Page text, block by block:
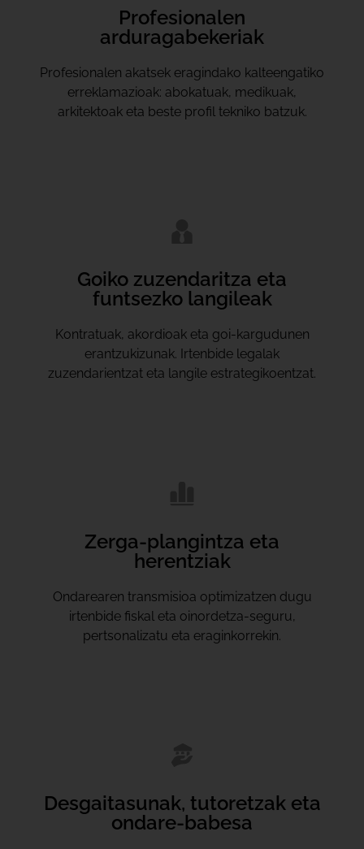
Profesionalen
arduragabekeriak
Profesionalen akatsek eragindako kalteengatiko
erreklamazioak: abokatuak, medikuak,
arkitektoak eta beste profil tekniko batzuk.
Goiko zuzendaritza eta
funtsezko langileak
Kontratuak, akordioak eta goi-kargudunen
erantzukizunak. Irtenbide legalak
zuzendarientzat eta langile estrategikoentzat.
Zerga-plangintza eta
herentziak
Ondarearen transmisioa optimizatzen dugu
irtenbide fiskal eta oinordetza-seguru,
pertsonalizatu eta eraginkorrekin.
Desgaitasunak, tutoretzak eta
ondare-babesa